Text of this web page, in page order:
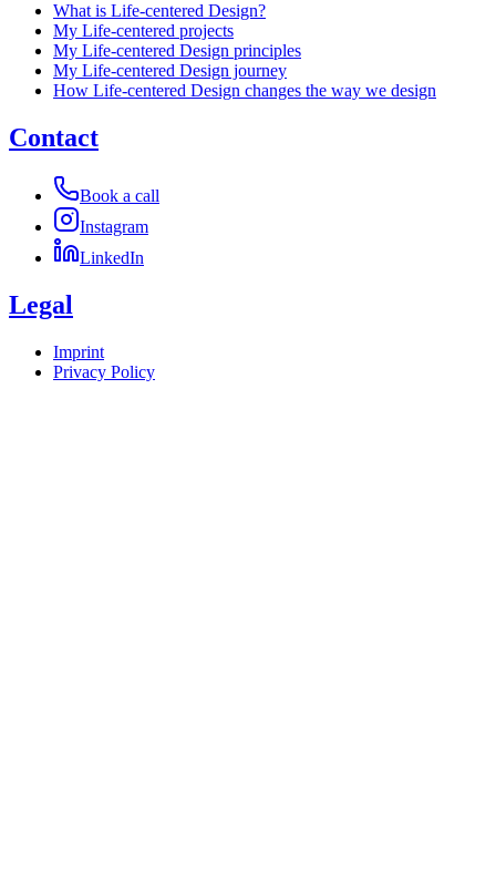
What is Life-centered Design?
My Life-centered projects
My Life-centered Design principles
My Life-centered Design journey
How Life-centered Design changes the way we design
Contact
Book a call
Instagram
LinkedIn
Legal
Imprint
Privacy Policy